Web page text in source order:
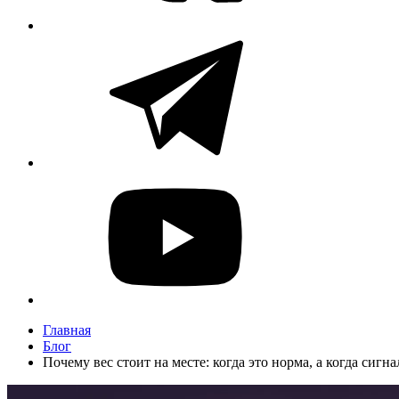
Главная
Блог
Почему вес стоит на месте: когда это норма, а когда